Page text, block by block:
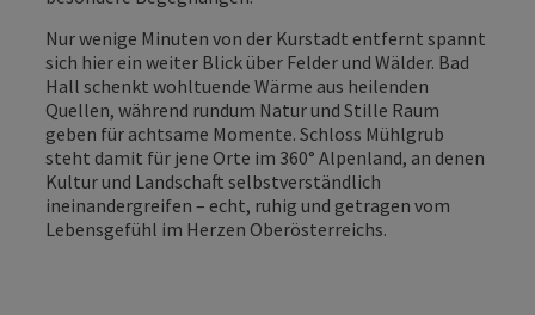
Nur wenige Minuten von der Kurstadt entfernt spannt
sich hier ein weiter Blick über Felder und Wälder. Bad
Hall schenkt wohltuende Wärme aus heilenden
Quellen, während rundum Natur und Stille Raum
geben für achtsame Momente. Schloss Mühlgrub
steht damit für jene Orte im 360° Alpenland, an denen
Kultur und Landschaft selbstverständlich
ineinandergreifen – echt, ruhig und getragen vom
Lebensgefühl im Herzen Oberösterreichs.